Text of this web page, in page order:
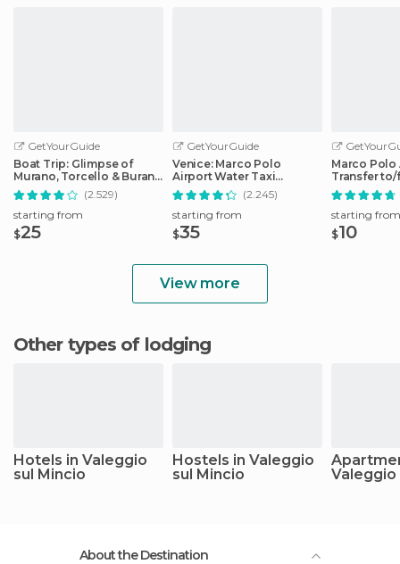
GetYourGuide
Boat Trip: Glimpse of
Murano, Torcello & Burano
Islands
(2.529)
starting from
$25
GetYourGuide
Venice: Marco Polo
Airport Water Taxi
Transfer
(2.245)
starting from
$35
Marco Polo
Transfer to/
City Center
starting from
$10
View more
Other types of lodging
Hotels in Valeggio
sul Mincio
Hostels in Valeggio
sul Mincio
Valeggio
About the Destination